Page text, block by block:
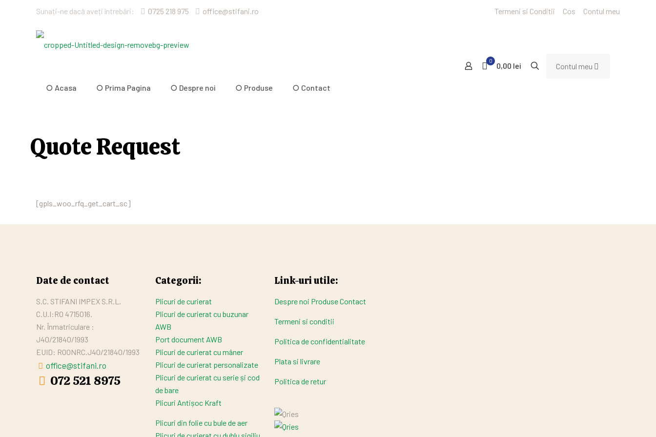
Sunați-ne dacă aveți întrebări: 0725 218 975 office@stifani.ro Termeni si Conditii Cos Contul meu
○ Acasa ○ Prima Pagina ○ Despre noi ○ Produse ○ Contact
0
0,00 lei Contul meu
Quote Request
[gpls_woo_rfq_get_cart_sc]
Date de contact
S.C. STIFANI IMPEX S.R.L.
C.U.I:RO 4715016.
Nr. Înmatriculare :
J40/21840/1993
EUID: ROONRC.J40/21840/1993
office@stifani.ro
072 521 8975
Categorii:
Plicuri de curierat
Plicuri de curierat cu buzunar
AWB
Port document AWB
Plicuri de curierat cu mâner
Plicuri de curierat personalizate
Plicuri de curierat cu serie și cod
de bare
Plicuri Antișoc Kraft
Plicuri din folie cu bule de aer
Link-uri utile:
Despre noi ProduseContact
Termeni si conditii
Politica de confidentialitate
Plata si livrare
Politica de retur